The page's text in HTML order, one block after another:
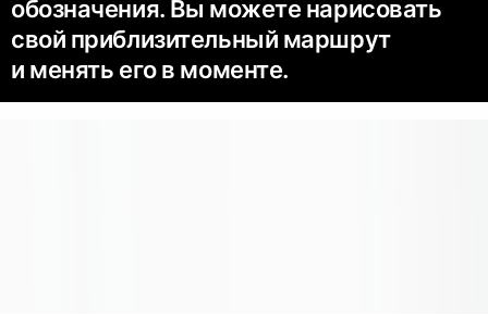
обозначения. Вы можете нарисовать
свой приблизительный маршрут
и менять его в моменте.